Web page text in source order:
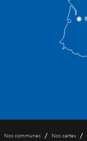
Nos communes / Nos cartes /